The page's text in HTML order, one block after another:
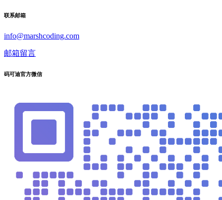
联系邮箱
info@marshcoding.com
邮箱留言
码可迪官方微信